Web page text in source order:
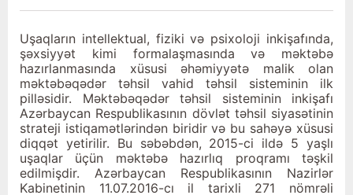
Uşaqların intellektual, fiziki və psixoloji inkişafında,
şəx­siyyət kimi formalaşmasında və məktəbə
hazırlanmasında xüsusi əhəmiyyətə malik olan
məktəbəqədər təhsil vahid təhsil sistemi­nin ilk
pilləsidir. Məktəbəqədər təhsil sisteminin inkişafı
Azərbay­can Respublikasının dövlət təhsil siyasətinin
strateji istiqa­mətlərindən biridir və bu sahəyə xüsusi
diqqət yetirilir. Bu səbəb­dən, 2015-ci ildə 5 yaşlı
uşaqlar üçün məktəbə hazırlıq proqramı təşkil
edilmişdir. Azərbaycan Respublikasının Nazirlər
Kabineti­nin 11.07.2016-cı il tarixli 271 nömrəli